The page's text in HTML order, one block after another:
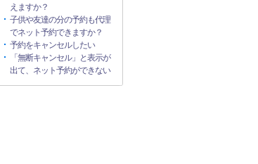
えますか？
子供や友達の分の予約も代理
でネット予約できますか？
予約をキャンセルしたい
「無断キャンセル」と表示が
出て、ネット予約ができない